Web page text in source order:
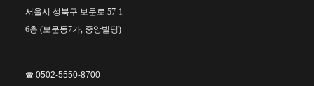
서울시 성북구 보문로 57-1
6층 (보문동7가, 중앙빌딩)
☎︎ 0502-5550-8700